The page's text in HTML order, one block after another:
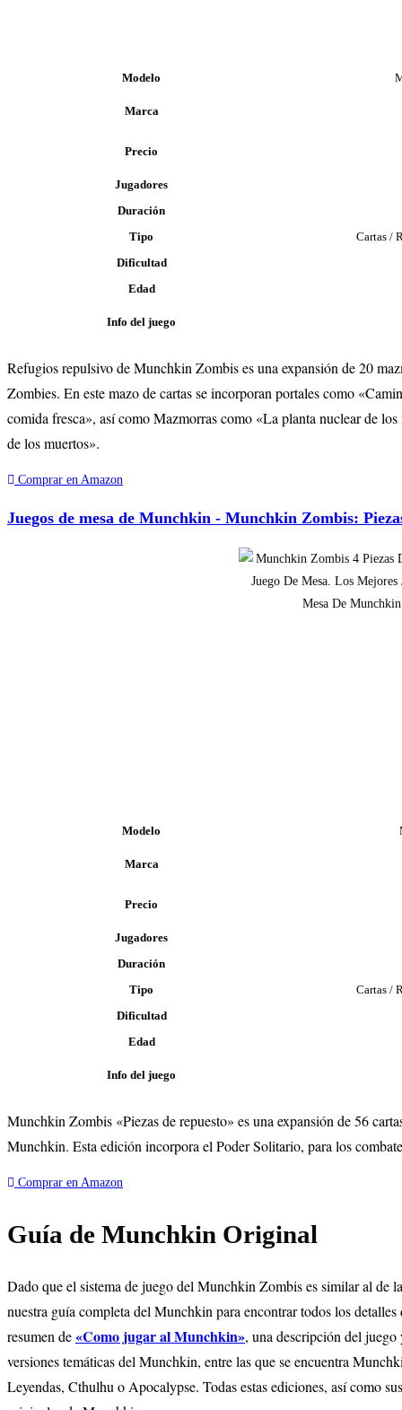
Modelo
Marca
Precio
Jugadores
Duración
Tipo
Cartas /
Dificultad
Edad
Info del juego
Refugios repulsivo de Munchkin Zombis es una expansión de 20
Zombies. En este mazo de cartas se incorporan portales como
comida fresca», así como Mazmorras como «La planta nuclear de
de los muertos».
Comprar en Amazon
Juegos de mesa de Munchkin - Munchkin Zombis:
Modelo
Marca
Precio
Jugadores
Duración
Tipo
Cartas /
Dificultad
Edad
Info del juego
Munchkin Zombis «Piezas de repuesto» es una expansión de 56
Munchkin. Esta edición incorpora el Poder Solitario, para los
Comprar en Amazon
Guía de Munchkin Original
Dado que el sistema de juego del Munchkin Zombis es similar al de
nuestra guía completa del Munchkin para encontrar todos los
resumen de«Como jugar al Munchkin», una descripción del juego
versiones temáticas del Munchkin, entre las que se encuentra
Leyendas, Cthulhu o Apocalypse. Todas estas ediciones, así como